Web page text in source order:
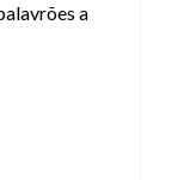
a